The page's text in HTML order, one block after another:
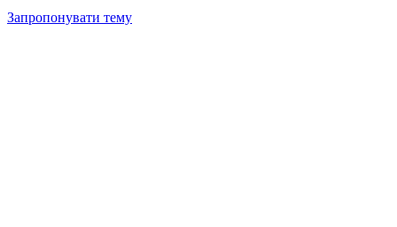
Запропонувати тему